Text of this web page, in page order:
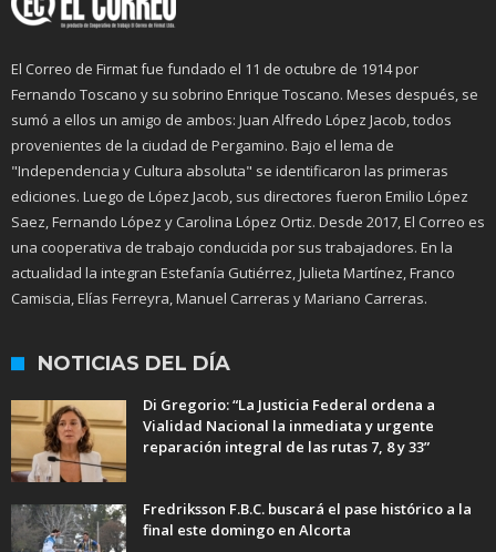
El Correo de Firmat fue fundado el 11 de octubre de 1914 por
Fernando Toscano y su sobrino Enrique Toscano. Meses después, se
sumó a ellos un amigo de ambos: Juan Alfredo López Jacob, todos
provenientes de la ciudad de Pergamino. Bajo el lema de
"Independencia y Cultura absoluta" se identificaron las primeras
ediciones. Luego de López Jacob, sus directores fueron Emilio López
Saez, Fernando López y Carolina López Ortiz. Desde 2017, El Correo es
una cooperativa de trabajo conducida por sus trabajadores. En la
actualidad la integran Estefanía Gutiérrez, Julieta Martínez, Franco
Camiscia, Elías Ferreyra, Manuel Carreras y Mariano Carreras.
NOTICIAS DEL DÍA
Di Gregorio: “La Justicia Federal ordena a
Vialidad Nacional la inmediata y urgente
reparación integral de las rutas 7, 8 y 33”
Fredriksson F.B.C. buscará el pase histórico a la
final este domingo en Alcorta